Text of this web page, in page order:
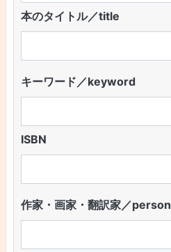
本のタイトル／title
キーワード／keyword
ISBN
作家・画家・翻訳家／person